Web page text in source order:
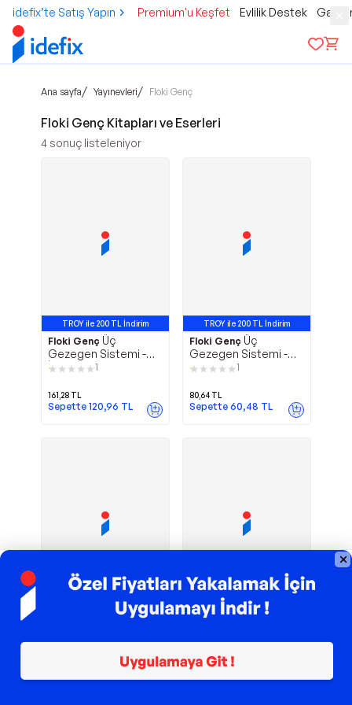
idefix’te Satış Yapın Premium'u Keşfet Evlilik Destek
Ana sayfa/ Yayınevleri/ Floki Genç
Floki Genç Kitapları ve Eserleri
4 sonuç listeleniyor
TROY ile 200 TL İndirim
Floki Genç Üç
Gezegen Sistemi -
İttifak - Floki Genç
1
161,28 TL
Sepette 120,96 TL
TROY ile 200 TL İndirim
Floki Genç Üç
Gezegen Sistemi -
Başlangıç - Floki Genç
1
80,64 TL
Sepette 60,48 TL
TROY ile 200 TL İndirim
Büyübozan
TROY ile 200 TL İndirim
Floki Genç
Genç